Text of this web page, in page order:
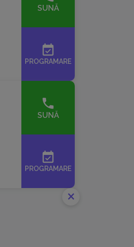
SUNĂ
event_available
PROGRAMARE
SUNĂ
event_available
PROGRAMARE
close